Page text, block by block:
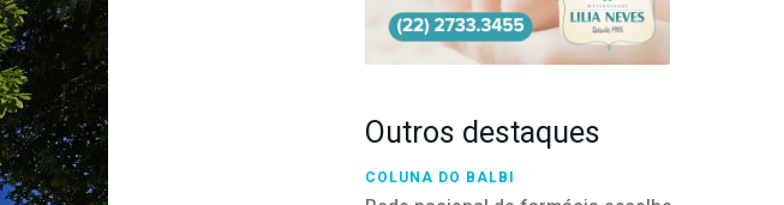
Outros destaques
COLUNA DO BALBI